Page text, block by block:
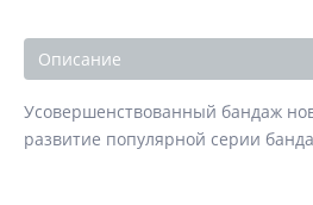
Описание
Усовершенствованный бандаж
развитие популярной серии